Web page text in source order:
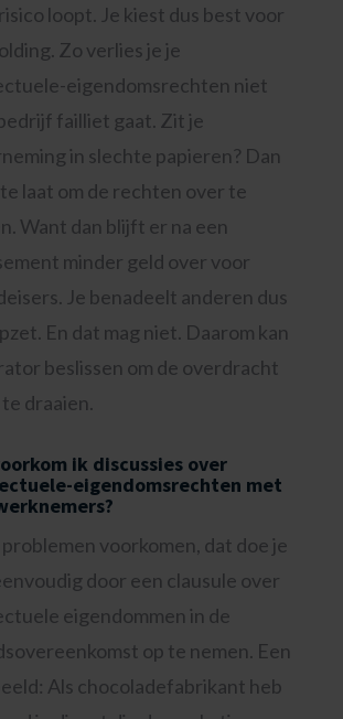
loopt. Je kiest dus best voor
Zo verlies je je
eigendomsrechten niet
failliet gaat. Zit je
in slechte papieren? Dan
laat om de rechten over te
Want dan blijft er na een
minder geld over voor
Je benadeelt anderen dus
En dat mag niet. Daarom kan
beslissen om de overdracht
draaien.
ik discussies over
eigendomsrechten met
voorkomen, dat doe je
door een clausule over
eigendommen in de
op te nemen. Een
Als chocoladefabrikant heb